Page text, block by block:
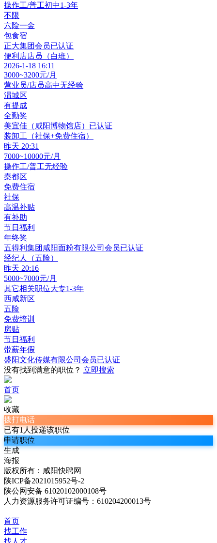
操作工/普工初中1-3年
不限
六险一金
包食宿
正大集团会员已认证
便利店店员（白班）
2026-1-18 16:11
3000~3200元/月
营业员/店员高中无经验
渭城区
有提成
全勤奖
美宜佳（咸阳博物馆店） 已认证
装卸工（社保+免费住宿）
昨天 20:31
7000~10000元/月
操作工/普工无经验
秦都区
免费住宿
社保
高温补贴
有补助
节日福利
年终奖
五得利集团咸阳面粉有限公司 会员已认证
经纪人（五险）
昨天 20:16
5000~7000元/月
其它相关职位大专1-3年
西咸新区
五险
免费培训
房贴
节日福利
带薪年假
盛阳文化传媒有限公司 会员已认证
没有找到满意的职位？ 立即搜索
首页
收藏
拨打电话
已有1人投递该职位
申请职位
生成
海报
版权所有：咸阳快聘网
陕ICP备2021015952号-2
陕公网安备 61020102000108号
人力资源服务许可证编号：610204200013号
首页
找工作
找人才